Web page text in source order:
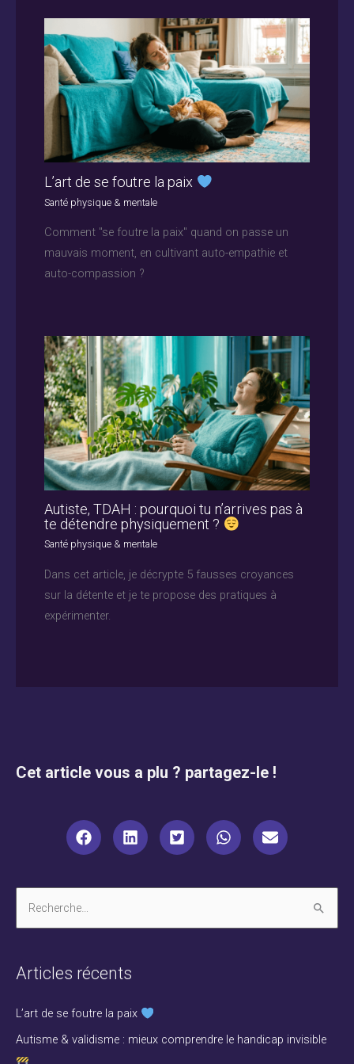
L’art de se foutre la paix
Santé physique & mentale
Comment "se foutre la paix" quand on passe un
mauvais moment, en cultivant auto-empathie et
auto-compassion ?
Autiste, TDAH : pourquoi tu n’arrives pas à
te détendre physiquement ?
Santé physique & mentale
Dans cet article, je décrypte 5 fausses croyances
sur la détente et je te propose des pratiques à
expérimenter.
Cet article vous a plu ? partagez-le !
h
Articles récents
L’art de se foutre la paix
Autisme & validisme : mieux comprendre le handicap invisible